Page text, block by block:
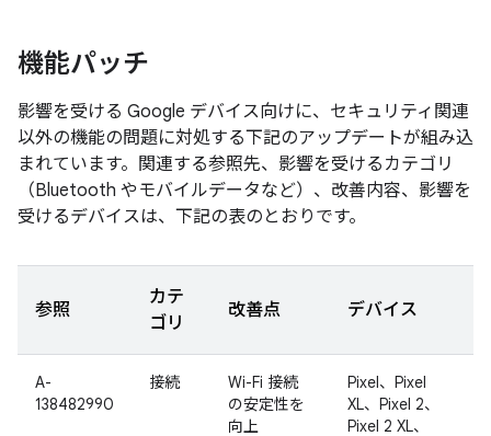
機能パッチ
影響を受ける Google デバイス向けに、セキュリティ関連
以外の機能の問題に対処する下記のアップデートが組み込
まれています。関連する参照先、影響を受けるカテゴリ
（Bluetooth やモバイルデータなど）、改善内容、影響を
受けるデバイスは、下記の表のとおりです。
参照
カテ
ゴリ
改善点 デバイス
A-
138482990
接続
Wi-Fi 接続
の安定性を
向上
Pixel、Pixel
XL、Pixel 2、
Pixel 2 XL、